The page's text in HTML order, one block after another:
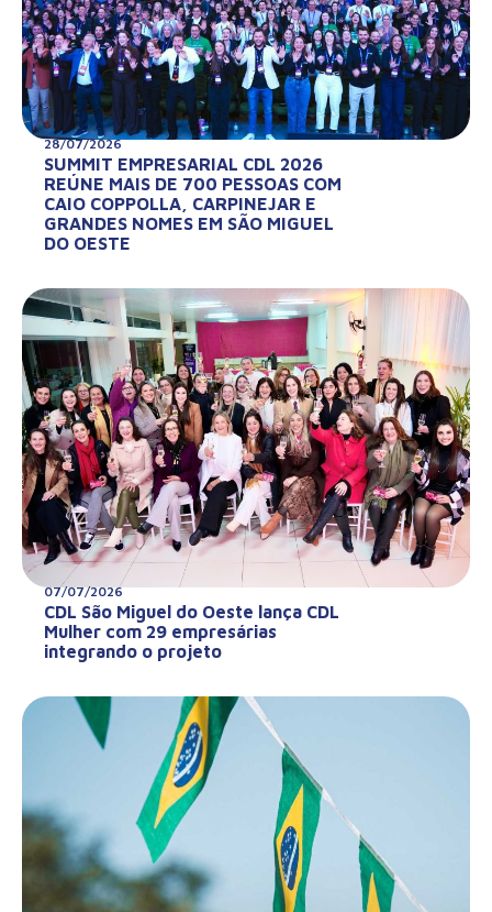
28/07/2026
SUMMIT EMPRESARIAL CDL 2026
REÚNE MAIS DE 700 PESSOAS COM
CAIO COPPOLLA, CARPINEJAR E
GRANDES NOMES EM SÃO MIGUEL
DO OESTE
07/07/2026
CDL São Miguel do Oeste lança CDL
Mulher com 29 empresárias
integrando o projeto